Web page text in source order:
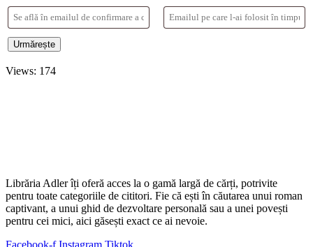
Urmărește
Views: 174
Librăria Adler îți oferă acces la o gamă largă de cărți, potrivite
pentru toate categoriile de cititori. Fie că ești în căutarea unui roman
captivant, a unui ghid de dezvoltare personală sau a unei povești
pentru cei mici, aici găsești exact ce ai nevoie.
Facebook-f Instagram Tiktok